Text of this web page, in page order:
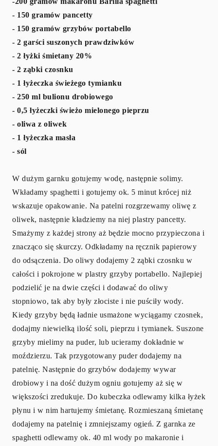
- 150 gramów pancetty
- 150 gramów grzybów portabello
- 2 garści suszonych prawdziwków
- 2 łyżki śmietany 20%
- 2 ząbki czosnku
- 1 łyżeczka świeżego tymianku
- 250 ml bulionu drobiowego
- 0,5 łyżeczki świeżo mielonego pieprzu
- oliwa z oliwek
- 1 łyżeczka masła
- sól
W dużym garnku gotujemy wodę, następnie solimy.
Wkładamy spaghetti i gotujemy ok. 5 minut krócej niż
wskazuje opakowanie. Na patelni rozgrzewamy oliwę z
oliwek, następnie kładziemy na niej plastry pancetty.
Smażymy z każdej strony aż będzie mocno przypieczona i
znacząco się skurczy. Odkładamy na ręcznik papierowy
do odsączenia. Do oliwy dodajemy 2 ząbki czosnku w
całości i pokrojone w plastry grzyby portabello. Najlepiej
podzielić je na dwie części i dodawać do oliwy
stopniowo, tak aby były złociste i nie puściły wody.
Kiedy grzyby będą ładnie usmażone wyciągamy czosnek,
dodajmy niewielką ilość soli, pieprzu i tymianek. Suszone
grzyby mielimy na puder, lub ucieramy dokładnie w
moździerzu. Tak przygotowany puder dodajemy na
patelnię. Następnie do grzybów dodajemy wywar
drobiowy i na dość dużym ogniu gotujemy aż się w
większości zredukuje. Do kubeczka odlewamy kilka łyżek
płynu i w nim hartujemy śmietanę. Rozmieszaną śmietanę
dodajemy na patelnię i zmniejszamy ogień. Z garnka ze
spaghetti odlewamy ok. 40 ml wody po makaronie i